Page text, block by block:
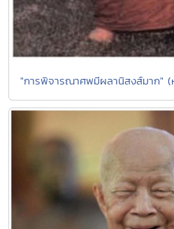
"การพิจารณาศพมีผลานิสงส์มาก" (